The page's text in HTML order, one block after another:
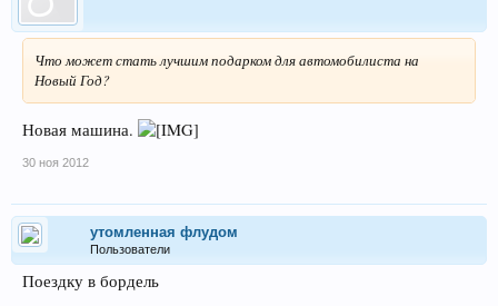
Что может стать лучшим подарком для автомобилиста на
Новый Год?
Новая машина.
30 ноя 2012
утомленная флудом
Пользователи
Поездку в бордель